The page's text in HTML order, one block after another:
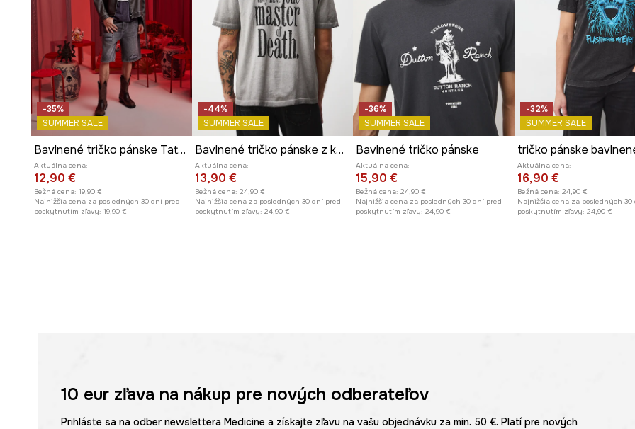
-35%
SUMMER SALE
Bavlnené tričko pánske Tattoo Art by Ewelina Kubiak – Evel Qbiak Tattoo
Aktuálna cena:
12,90 €
Bežná cena: 19,90 €
Najnižšia cena za posledných 30 dní pred
poskytnutím zľavy: 19,90 €
-44%
SUMMER SALE
Bavlnené tričko pánske z kolekcie Harry Potter
Aktuálna cena:
13,90 €
Bežná cena: 24,90 €
Najnižšia cena za posledných 30 dní pred
poskytnutím zľavy: 24,90 €
-36%
SUMMER SALE
Bavlnené tričko pánske
Aktuálna cena:
15,90 €
Bežná cena: 24,90 €
Najnižšia cena za posledných 30 dní pred
poskytnutím zľavy: 24,90 €
-32%
SUMMER SALE
tričko pánske
Aktuálna cena:
16,90 €
Bežná cena: 24,90 €
Najnižšia cena za posledných 30
poskytnutím zľavy: 24,90 €
10 eurzľava na nákup pre nových odberateľov
Prihláste sa na odber newslettera Medicine a získajte zľavu na vašu objednávku za min. 50 €. Platí pre nových